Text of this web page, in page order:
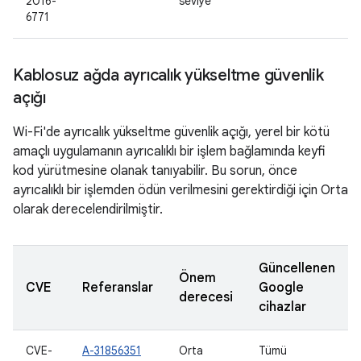
6771
Kablosuz ağda ayrıcalık yükseltme güvenlik
açığı
Wi-Fi'de ayrıcalık yükseltme güvenlik açığı, yerel bir kötü
amaçlı uygulamanın ayrıcalıklı bir işlem bağlamında keyfi
kod yürütmesine olanak tanıyabilir. Bu sorun, önce
ayrıcalıklı bir işlemden ödün verilmesini gerektirdiği için Orta
olarak derecelendirilmiştir.
CVE Referanslar
Önem
derecesi
Güncellenen
Google
cihazlar
CVE-
A-31856351
Orta
Tümü